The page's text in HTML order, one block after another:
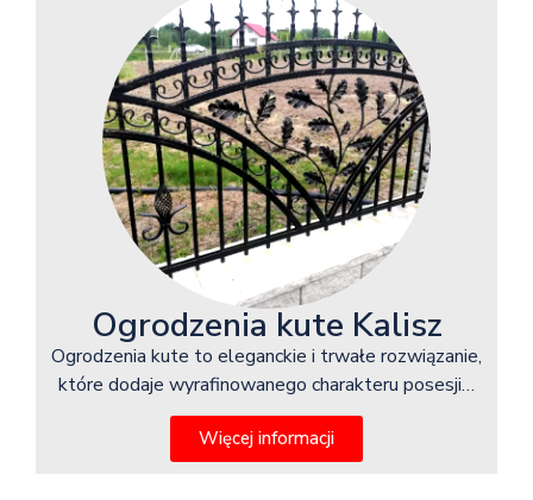
Ogrodzenia kute Kalisz
Ogrodzenia kute to eleganckie i trwałe rozwiązanie,
które dodaje wyrafinowanego charakteru posesji…
Więcej informacji